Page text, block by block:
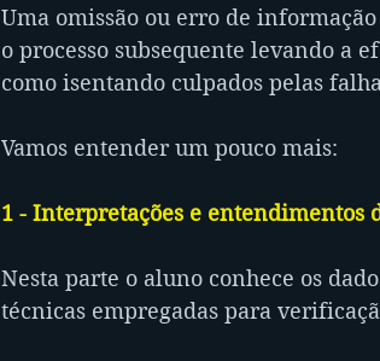
Uma omissão ou erro de
o processo subsequente levando a
como isentando culpados pelas
Vamos entender um pouco mais:
1 - Interpretações e entendimentos
Nesta parte o aluno conhece os
técnicas empregadas para